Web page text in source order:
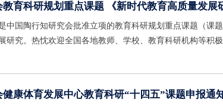
育科研规划重点课题 《新时代教育高质量发展
中国陶行知研究会批准立项的教育科研规划重点课题（课
研究。热忱欢迎全国各地教师、学校、教育科研机构等积
康体育发展中心教育科研“十四五”课题申报通